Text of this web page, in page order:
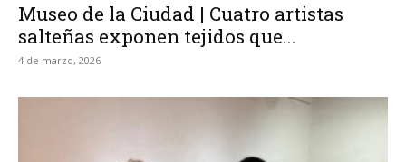
Museo de la Ciudad | Cuatro artistas
salteñas exponen tejidos que...
4 de marzo, 2026